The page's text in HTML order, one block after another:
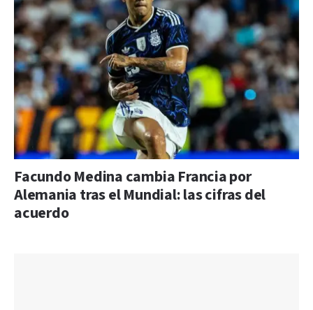
Facundo Medina cambia Francia por
Alemania tras el Mundial: las cifras del
acuerdo